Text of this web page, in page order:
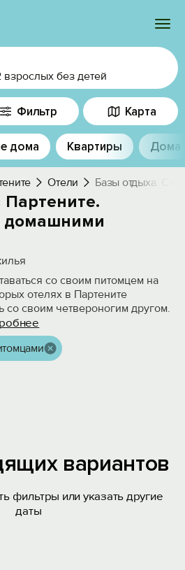
взрослыхбез детей
Фильтр Карта
дома Квартиры Дома
Отели Базы отдыха. С
домашними
со своим питомцем на
отелях в Партените
со своим четвероногим другом.
вариантов
фильтры или указать другие
даты